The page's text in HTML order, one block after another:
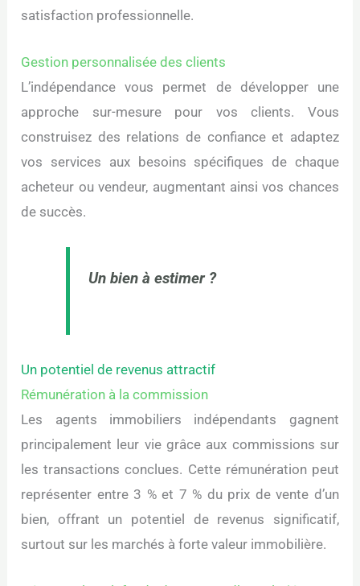
satisfaction professionnelle.
Gestion personnalisée des clients
L’indépendance vous permet de développer une
approche sur-mesure pour vos clients. Vous
construisez des relations de confiance et adaptez
vos services aux besoins spécifiques de chaque
acheteur ou vendeur, augmentant ainsi vos chances
de succès.
Un bien à estimer ?
Un potentiel de revenus attractif
Rémunération à la commission
Les agents immobiliers indépendants gagnent
principalement leur vie grâce aux commissions sur
les transactions conclues. Cette rémunération peut
représenter entre 3 % et 7 % du prix de vente d’un
bien, offrant un potentiel de revenus significatif,
surtout sur les marchés à forte valeur immobilière.